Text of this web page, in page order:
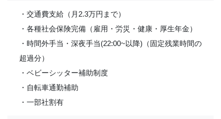
・交通費支給（月2.3万円まで）
・各種社会保険完備（雇用・労災・健康・厚生年金）
・時間外手当・深夜手当(22:00~以降)（固定残業時間の
超過分）
・ベビーシッター補助制度
・自転車通勤補助
・一部社割有